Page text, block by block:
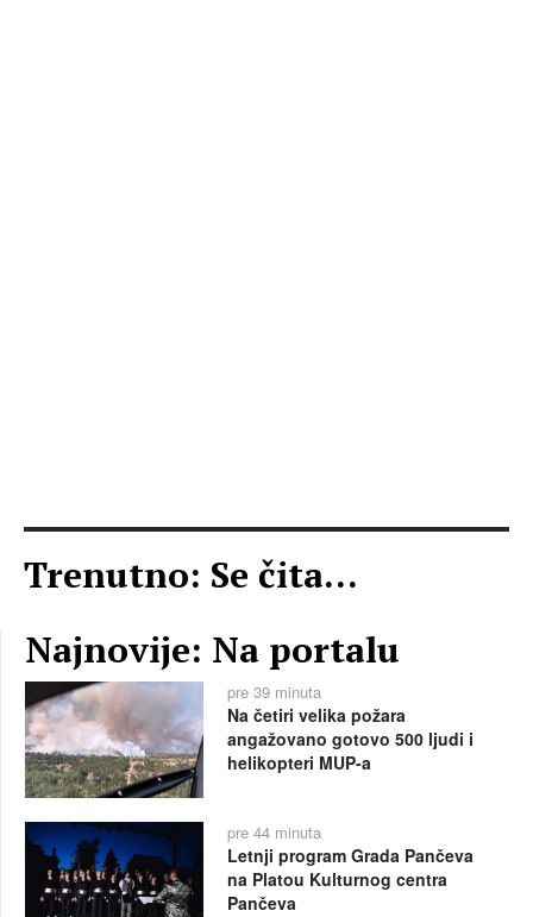
Trenutno: Se čita...
Najnovije: Na portalu
pre 39 minuta
Na četiri velika požara
angažovano gotovo 500 ljudi i
helikopteri MUP-a
pre 44 minuta
Letnji program Grada Pančeva
na Platou Kulturnog centra
Pančeva